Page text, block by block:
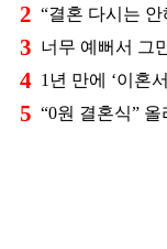
2
3
4 1년 만에 ‘이혼
5 “0원 결혼식”